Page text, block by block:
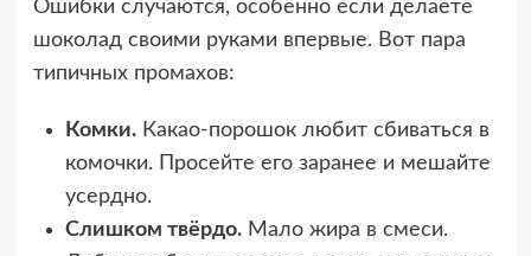
Ошибки случаются, особенно если делаете
шоколад своими руками впервые. Вот пара
типичных промахов:
Комки.Какао-порошок любит сбиваться в
комочки. Просейте его заранее и мешайте
усердно.
Слишком твёрдо.Мало жира в смеси.